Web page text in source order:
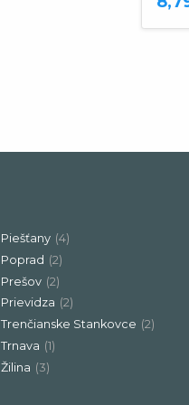
Piešťany (4)
Poprad (2)
Prešov (2)
Prievidza (2)
Trenčianske Stankovce (2)
Trnava (1)
Žilina (3)